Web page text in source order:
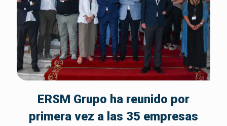
ERSM Grupo ha reunido por
primera vez a las 35 empresas